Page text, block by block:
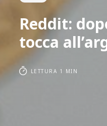
Reddit:
tocca
LETTURA 1 MIN